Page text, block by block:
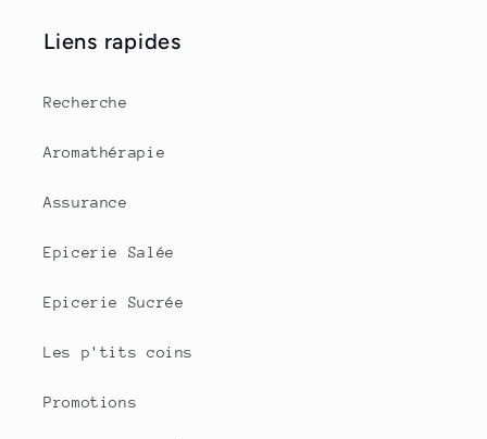
Liens rapides
Recherche
Aromathérapie
Assurance
Epicerie Salée
Epicerie Sucrée
Les p'tits coins
Promotions